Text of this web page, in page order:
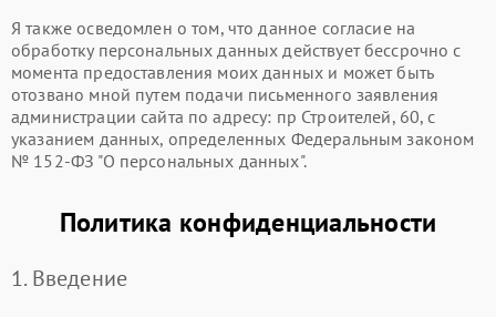
Я также осведомлен о том, что данное согласие на
обработку персональных данных действует бессрочно с
момента предоставления моих данных и может быть
отозвано мной путем подачи письменного заявления
администрации сайта по адресу: пр Строителей, 60, с
указанием данных, определенных Федеральным законом
№ 152-ФЗ "О персональных данных".
Политика конфиденциальности
1. Введение